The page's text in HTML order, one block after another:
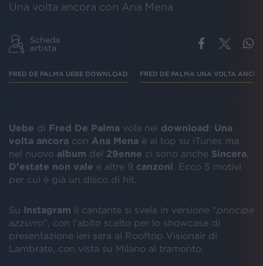
Una volta ancora con Ana Mena
Scheda
artista
FRED DE PALMA UEBE DOWNLOAD FRED DE PALMA UNA VOLTA
Uebe di Fred De Palma vola nei download: Una
volta ancora con Ana Mena è al top su iTunes ma
nel nuovo album del 29enne ci sono anche Sincera
D'estate non vale e altre 9 canzoni . Ecco 5 motivi
per cui è già un disco di hit.
Su Instagram il cantante si svela in versione “principe
azzurro”, con l'abito scelto per lo showcase di
presentazione ieri sera al Rooftop Visionair di
Lambrate, con vista su Milano al tramonto.